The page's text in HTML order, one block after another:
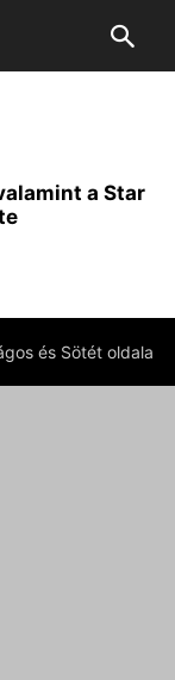
a Star
és Sötét oldala